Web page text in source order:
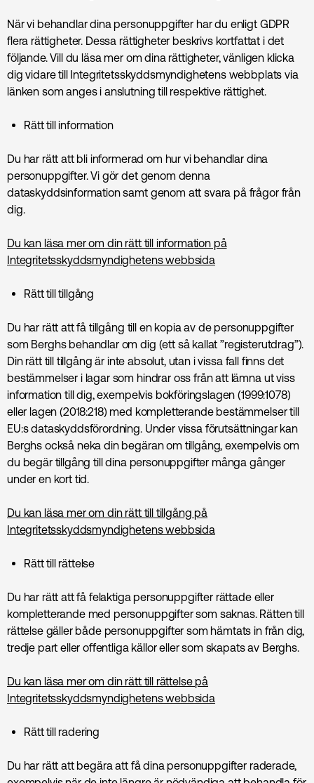
När vi behandlar dina personuppgifter har du enligt GDPR
flera rättigheter. Dessa rättigheter beskrivs kortfattat i det
följande. Vill du läsa mer om dina rättigheter, vänligen klicka
dig vidare till Integritetsskyddsmyndighetens webbplats via
länken som anges i anslutning till respektive rättighet.
Rätt till information
Du har rätt att bli informerad om hur vi behandlar dina
personuppgifter. Vi gör det genom denna
dataskyddsinformation samt genom att svara på frågor från
dig.
Du kan läsa mer om din rätt till information på
Integritetsskyddsmyndighetens webbsida
Rätt till tillgång
Du har rätt att få tillgång till en kopia av de personuppgifter
som Berghs behandlar om dig (ett så kallat ”registerutdrag”).
Din rätt till tillgång är inte absolut, utan i vissa fall finns det
bestämmelser i lagar som hindrar oss från att lämna ut viss
information till dig, exempelvis bokföringslagen (1999:1078)
eller lagen (2018:218) med kompletterande bestämmelser till
EU:s dataskyddsförordning. Under vissa förutsättningar kan
Berghs också neka din begäran om tillgång, exempelvis om
du begär tillgång till dina personuppgifter många gånger
under en kort tid.
Du kan läsa mer om din rätt till tillgång på
Integritetsskyddsmyndighetens webbsida
Rätt till rättelse
Du har rätt att få felaktiga personuppgifter rättade eller
kompletterande med personuppgifter som saknas. Rätten till
rättelse gäller både personuppgifter som hämtats in från dig,
tredje part eller offentliga källor eller som skapats av Berghs.
Du kan läsa mer om din rätt till rättelse på
Integritetsskyddsmyndighetens webbsida
Rätt till radering
Du har rätt att begära att få dina personuppgifter raderade,